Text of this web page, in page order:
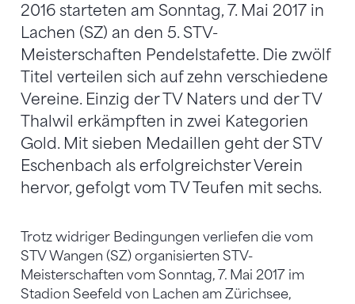
2016 starteten am Sonntag, 7. Mai 2017 in
Lachen (SZ) an den 5. STV-
Meisterschaften Pendelstafette. Die zwölf
Titel verteilen sich auf zehn verschiedene
Vereine. Einzig der TV Naters und der TV
Thalwil erkämpften in zwei Kategorien
Gold. Mit sieben Medaillen geht der STV
Eschenbach als erfolgreichster Verein
hervor, gefolgt vom TV Teufen mit sechs.
Trotz widriger Bedingungen verliefen die vom
STV Wangen (SZ) organisierten STV-
Meisterschaften vom Sonntag, 7. Mai 2017 im
Stadion Seefeld von Lachen am Zürichsee,